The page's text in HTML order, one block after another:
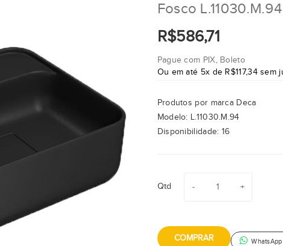
Fosco L.11030.M.94
R$586,71
Pague com PIX, Boleto
Ou em até 5x de R$117,34 sem
Produtos por marca Deca
Modelo: L.11030.M.94
Disponibilidade: 16
Qtd
COMPRAR WhatsApp